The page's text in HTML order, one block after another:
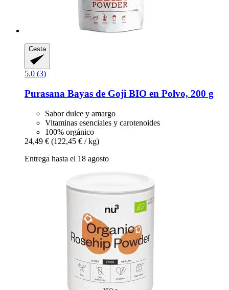
Cesta
5.0 (3)
Purasana Bayas de Goji BIO en Polvo, 200 g
Sabor dulce y amargo
Vitaminas esenciales y carotenoides
100% orgánico
24,49 € (122,45 € / kg)
Entrega hasta el 18 agosto